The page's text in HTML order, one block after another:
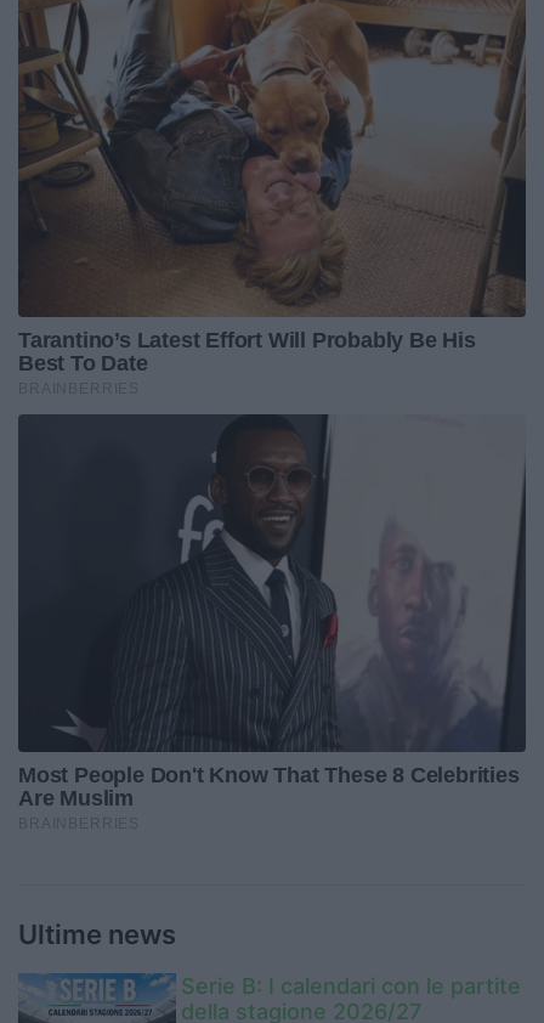
Ultime news
Serie B: I calendari con le partite
della stagione 2026/27